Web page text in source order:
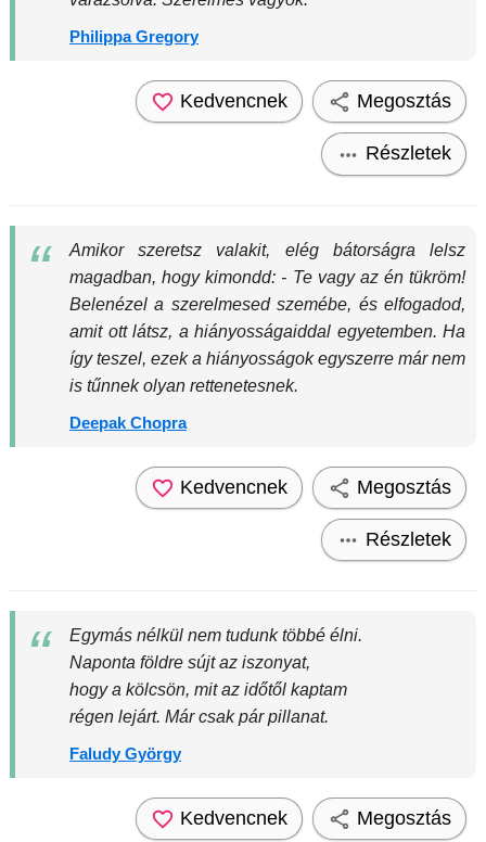
Philippa Gregory
Kedvencnek Megosztás
Részletek
Amikor szeretsz valakit, elég bátorságra lelsz
magadban, hogy kimondd: - Te vagy az én tükröm!
Belenézel a szerelmesed szemébe, és elfogadod,
amit ott látsz, a hiányosságaiddal egyetemben. Ha
így teszel, ezek a hiányosságok egyszerre már nem
is tűnnek olyan rettenetesnek.
Deepak Chopra
Kedvencnek Megosztás
Részletek
Egymás nélkül nem tudunk többé élni.
Naponta földre sújt az iszonyat,
hogy a kölcsön, mit az időtől kaptam
régen lejárt. Már csak pár pillanat.
Faludy György
Kedvencnek Megosztás